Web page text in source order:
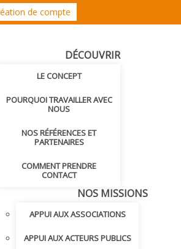
de compte
DÉCOUVRIR
LE CONCEPT
POURQUOI TRAVAILLER AVEC
NOUS
NOS RÉFÉRENCES ET
PARTENAIRES
COMMENT PRENDRE
CONTACT
NOS MISSIONS
APPUI AUX ASSOCIATIONS
APPUI AUX ACTEURS PUBLICS